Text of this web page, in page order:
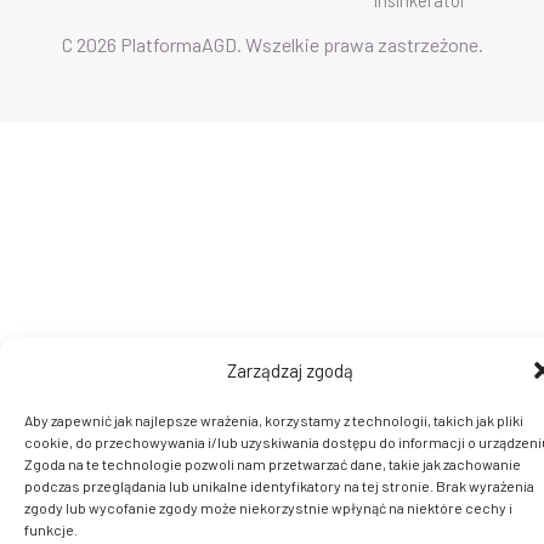
Zarządzaj zgodą
Aby zapewnić jak najlepsze wrażenia, korzystamy z technologii, takich jak pliki
cookie, do przechowywania i/lub uzyskiwania dostępu do informacji o
Zgoda na te technologie pozwoli nam przetwarzać dane, takie jak zachowanie
podczas przeglądania lub unikalne identyfikatory na tej stronie. Brak wyrażenia
zgody lub wycofanie zgody może niekorzystnie wpłynąć na niektóre cechy i
funkcje.
C 2026 PlatformaAGD. Wszelkie prawa zastrzeżone.